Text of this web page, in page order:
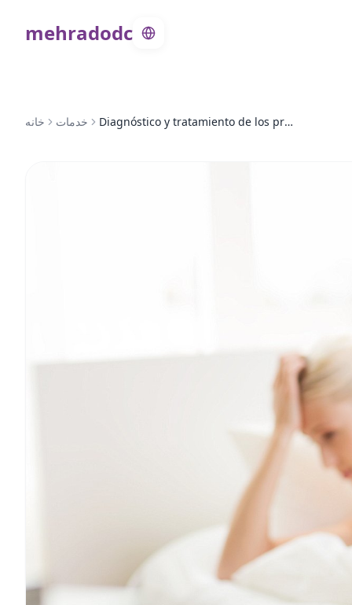
mehradodc
خانه خدمات Diagnóstico y tratamiento de los problemas sexuales masculinos.